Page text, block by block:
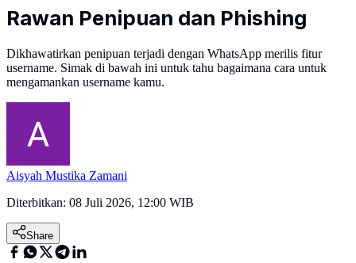
Rawan Penipuan dan Phishing
Dikhawatirkan penipuan terjadi dengan WhatsApp merilis fitur
username. Simak di bawah ini untuk tahu bagaimana cara untuk
mengamankan username kamu.
Aisyah Mustika Zamani
Diterbitkan: 08 Juli 2026, 12:00 WIB
Share